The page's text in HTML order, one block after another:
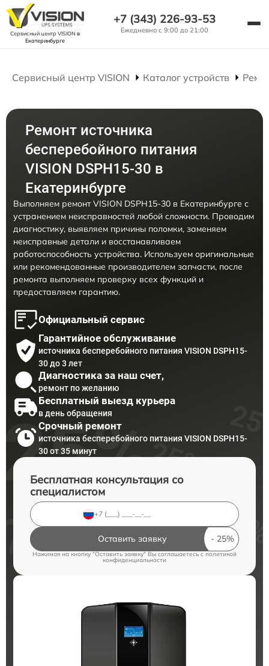
Сервисный центр VISION в
Екатеринбурге
+7 (343) 226-93-53
Ежедневно с 9:00 до 21:00
Сервисный центр VISION Каталог устройств
Ремонт источника
бесперебойного питания
VISION DSPH15-30 в
Екатеринбурге
Выполняем ремонт VISION DSPH15-30 в Екатеринбурге с
устранением неисправностей любой сложности. Проводим
диагностику, выявляем причины поломки, заменяем
неисправные детали и восстанавливаем
работоспособность устройства. Используем оригинальные
или рекомендованные производителем запчасти, после
ремонта выполняем проверку всех функций и
предоставляем гарантию.
Официальный сервис
Гарантийное обслуживание
источника бесперебойного питания VISION DSPH15-
30 до 3 лет
Диагностика за наш счет,
ремонт по желанию
Бесплатный выезд курьера
в день обращения
Срочный ремонт
источника бесперебойного питания VISION DSPH15-
30 от 35 минут
Бесплатная консультация со
специалистом
Оставить заявку
Нажимая на кнопку "Оставить заявку" Вы соглашаетесь cполитикой
конфиденциальности